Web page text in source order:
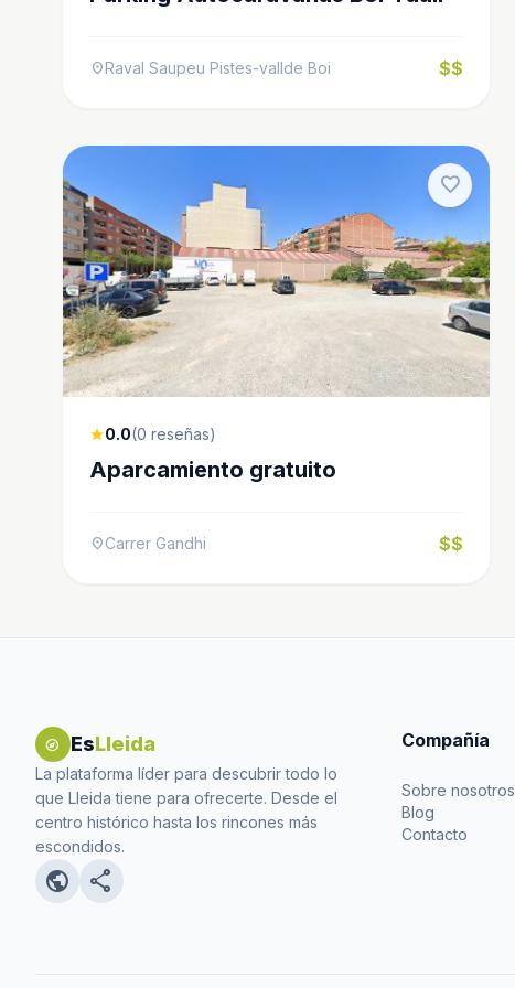
location_onRaval Saupeu Pistes-vallde Boi $$
favorite
star0.0(0 reseñas)
Aparcamiento gratuito
location_onCarrer Gandhi $$
explore EsLleida
La plataforma líder para descubrir todo lo
que Lleida tiene para ofrecerte. Desde el
centro histórico hasta los rincones más
escondidos.
public share
Compañía
Sobre nosotros
Blog
Contacto